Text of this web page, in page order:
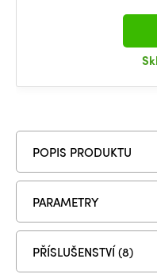
POPIS PRODUKTU
PARAMETRY
PŘÍSLUŠENSTVÍ (8)